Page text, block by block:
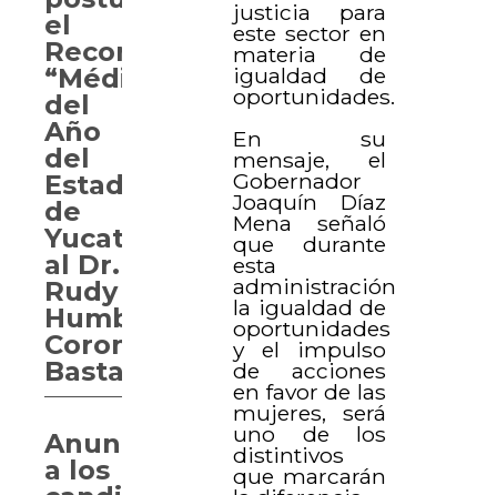
justicia para
este sector en
materia de
igualdad de
oportunidades.
En su
mensaje, el
Gobernador
Joaquín Díaz
Mena señaló
que durante
esta
administración
la igualdad de
oportunidades
y el impulso
de acciones
en favor de las
mujeres, será
uno de los
distintivos
que marcarán
el
Reconocimiento
“Médico
del
Año
del
Estado
de
Yucatán”
al Dr.
Rudy
Humberto
Coronado
Bastarrachea
Anuncian
a los